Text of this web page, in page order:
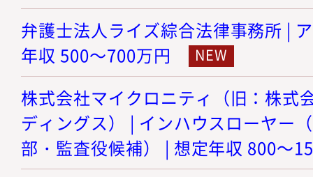
弁護士法人ライズ綜合法律事務所 |
年収 500～700万円
株式会社マイクロニティ（旧：株式
ディングス） | インハウスローヤー
部・監査役候補） | 想定年収 800～